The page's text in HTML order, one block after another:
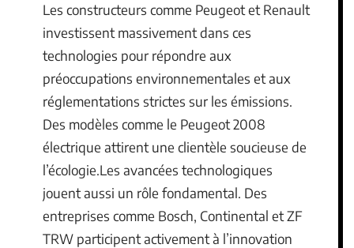
Les constructeurs comme Peugeot et Renault
investissent massivement dans ces
technologies pour répondre aux
préoccupations environnementales et aux
réglementations strictes sur les émissions.
Des modèles comme le Peugeot 2008
électrique attirent une clientèle soucieuse de
l’écologie.Les avancées technologiques
jouent aussi un rôle fondamental. Des
entreprises comme Bosch, Continental et ZF
TRW participent activement à l’innovation